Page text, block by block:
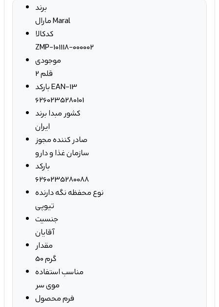
برند
مارال Maral
کدکالا
ZMP-101118-000002
موجودی
2 قلم
بارکد EAN-13
6260235280101
کشور مبدا برند
ایران
صادر کننده مجوز
سازمان غذا و دارو
بارکد
6260235280088
نوع محفظه نگه دارنده
تیوپی
جنسیت
آقایان
مقدار
50 گرم
مناسب استفاده
موی سر
فرم محصول